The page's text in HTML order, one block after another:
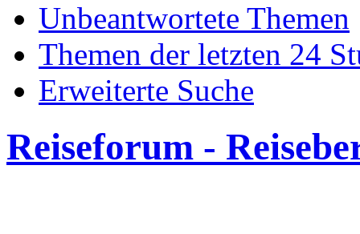
Unbeantwortete Themen
Themen der letzten 24
Erweiterte Suche
Reiseforum -